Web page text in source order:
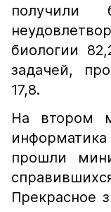
получили
биологии
задачей,
17,8.
На втором
прошли
Прекрасное